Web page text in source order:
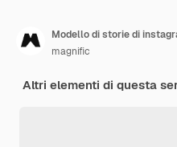
Modello di storie di
magnific
Altri elementi di questa